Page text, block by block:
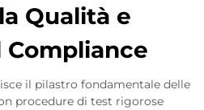
Qualità e
Compliance
il pilastro fondamentale delle
procedure di test rigorose